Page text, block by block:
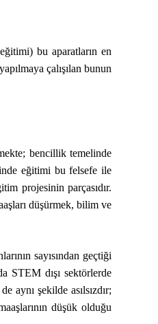
bu aparatların en
çalışılan bunun
bencillik temelinde
eğitimi bu felsefe ile
projesinin parçasıdır.
düşürmek, bilim ve
sayısından geçtiği
STEM dışı sektörlerde
aynı şekilde asılsızdır;
düşük olduğu